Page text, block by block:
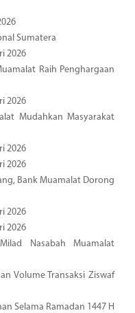
Sumatera
2026
Raih Penghargaan
2026
Mudahkan Masyarakat
2026
2026
Bank Muamalat Dorong
2026
2026
Nasabah Muamalat
Volume Transaksi Ziswaf
Selama Ramadan 1447 H